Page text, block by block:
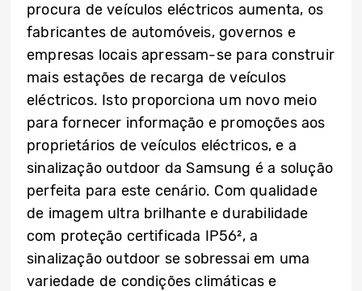
procura de veículos eléctricos aumenta, os
fabricantes de automóveis, governos e
empresas locais apressam-se para construir
mais estações de recarga de veículos
eléctricos. Isto proporciona um novo meio
para fornecer informação e promoções aos
proprietários de veículos eléctricos, e a
sinalização outdoor da Samsung é a solução
perfeita para este cenário. Com qualidade
de imagem ultra brilhante e durabilidade
com proteção certificada IP56², a
sinalização outdoor se sobressai em uma
variedade de condições climáticas e